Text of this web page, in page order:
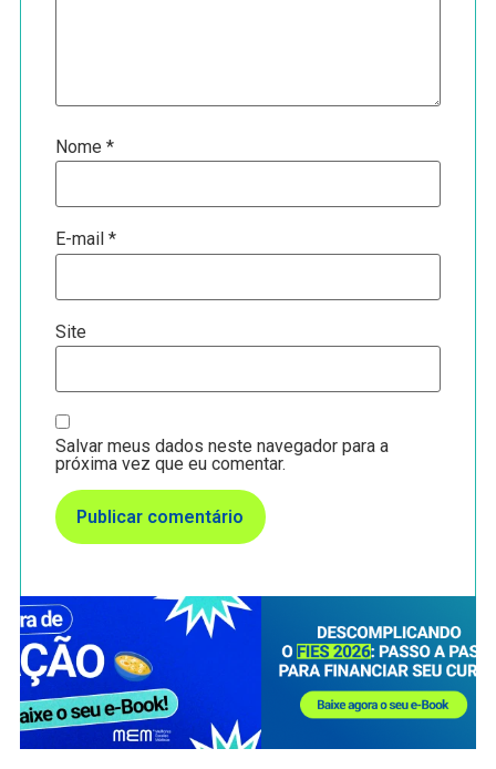
Nome*
E-mail*
Site
Salvar meus dados neste navegador para a
próxima vez que eu comentar.